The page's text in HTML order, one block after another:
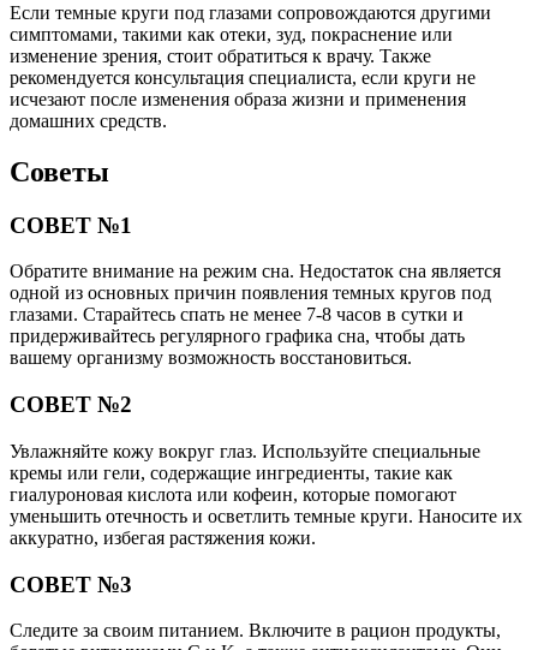
Если темные круги под глазами сопровождаются другими
симптомами, такими как отеки, зуд, покраснение или
изменение зрения, стоит обратиться к врачу. Также
рекомендуется консультация специалиста, если круги не
исчезают после изменения образа жизни и применения
домашних средств.
Советы
СОВЕТ №1
Обратите внимание на режим сна. Недостаток сна является
одной из основных причин появления темных кругов под
глазами. Старайтесь спать не менее 7-8 часов в сутки и
придерживайтесь регулярного графика сна, чтобы дать
вашему организму возможность восстановиться.
СОВЕТ №2
Увлажняйте кожу вокруг глаз. Используйте специальные
кремы или гели, содержащие ингредиенты, такие как
гиалуроновая кислота или кофеин, которые помогают
уменьшить отечность и осветлить темные круги. Наносите их
аккуратно, избегая растяжения кожи.
СОВЕТ №3
Следите за своим питанием. Включите в рацион продукты,